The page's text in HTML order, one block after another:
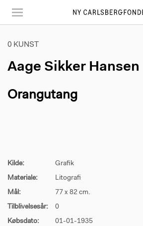
main
0 KUNST
Aage Sikker Hansen
Orangutang
Kilde: Grafik
Materiale: Litografi
Mål: 77 x 82 cm.
Tilblivelsesår: 0
Købsdato: 01-01-1935